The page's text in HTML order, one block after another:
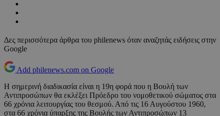
Δες περισσότερα άρθρα του philenews όταν αναζητάς ειδήσεις στην
Google
Add philenews.com on Google
Η σημερινή διαδικασία είναι η 19η φορά που η Βουλή των
Αντιπροσώπων θα εκλέξει Πρόεδρο του νομοθετικού σώματος στα
66 χρόνια λειτουργίας του θεσμού. Από τις 16 Αυγούστου 1960,
στα 66 χρόνια ύπαρξης της Βουλής των Αντιπροσώπων 13